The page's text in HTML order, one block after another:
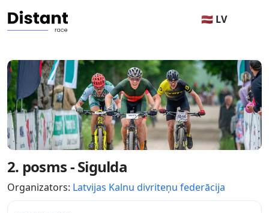
🇱🇻 LV
2. posms - Sigulda
Organizators: Latvijas Kalnu divriteņu federācija